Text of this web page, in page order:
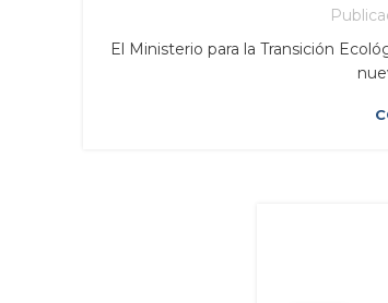
El Ministerio para la Transición